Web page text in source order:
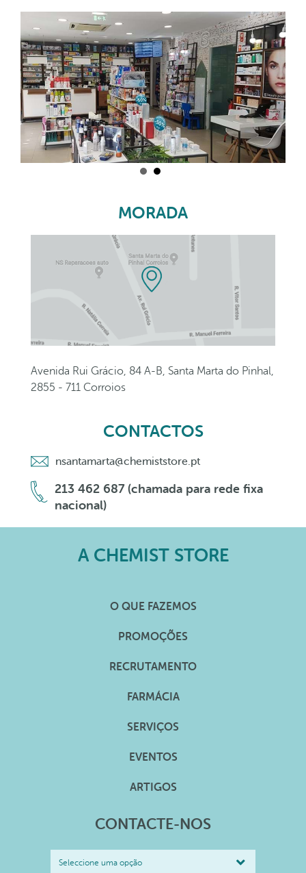
MORADA
Avenida Rui Grácio, 84 A-B, Santa Marta do Pinhal,
2855 - 711 Corroios
CONTACTOS
nsantamarta@chemiststore.pt
213 462 687 (chamada para rede fixa
nacional)
A CHEMIST STORE
O QUE FAZEMOS
PROMOÇÕES
RECRUTAMENTO
FARMÁCIA
SERVIÇOS
EVENTOS
ARTIGOS
CONTACTE-NOS
Seleccione uma opção